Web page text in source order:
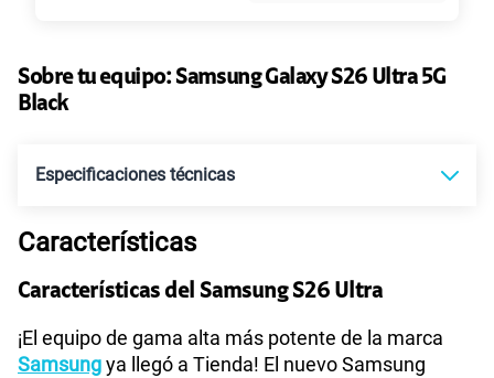
Paga solo S/ 49.90
Sobre tu equipo: SamsungGalaxy S26 Ultra 5G
Black
Especificaciones técnicas
Tecnología de Pantalla
Sistema operativo Android 16
Características
Características del Samsung S26 Ultra
¡El equipo de gama alta más potente de la marca
Samsungya llegó a Tienda! El nuevo Samsung